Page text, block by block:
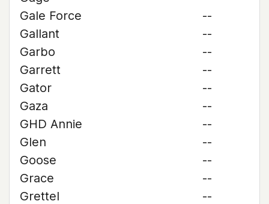
Gale Force
--
Gallant
--
Garbo
--
Garrett
--
Gator
--
Gaza
--
GHD Annie
--
Glen
--
Goose
--
Grace
--
Grettel
--